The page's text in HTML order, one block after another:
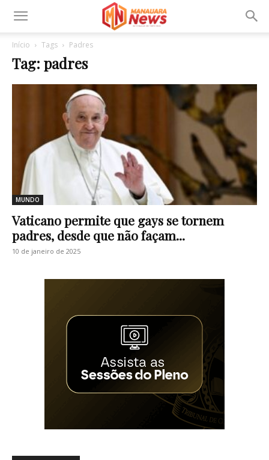
Início Tags Padres
Tag: padres
MUNDO
Vaticano permite que gays se tornem
padres, desde que não façam...
10 de janeiro de 2025